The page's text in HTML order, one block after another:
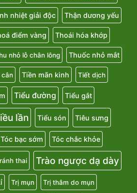
nhiệt giải độc Thận dương yếu
điểm vàng Thoái hóa khớp
nhỏ lỗ chân lông Thuốc nhỏ mắt
cân Tiền mãn kinh Tiết dịch
Tiểu đường Tiểu gắt
lần Tiểu són Tiêu sưng
Tóc bạc sớm Tóc chắc khỏe
thai Trào ngược dạ dày
Trị mụn Trị thâm do mụn